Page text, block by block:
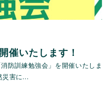
催いたします！
防訓練勉強会」を開催いたしま
災害に…